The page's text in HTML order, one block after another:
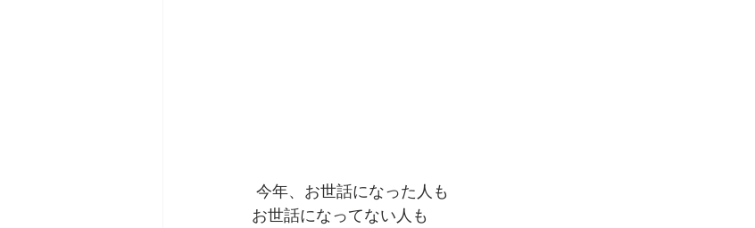
今年、お世話になった人も
お世話になってない人も